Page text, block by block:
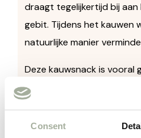
Consent
draagt tegelijkertijd bij
gebit. Tijdens het kauwen
natuurlijke manier
Deze kauwsnack is vooral
die behoefte hebben aan
Door de stevige structuur
langer mee dan veel